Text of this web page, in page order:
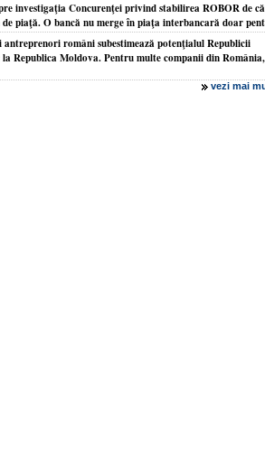
investigaţia Concurenţei privind stabilirea ROBOR de
piaţă. O bancă nu merge în piaţa interbancară doar
români subestimează potenţialul Republicii
Republica Moldova. Pentru multe companii din România,
vezi mai